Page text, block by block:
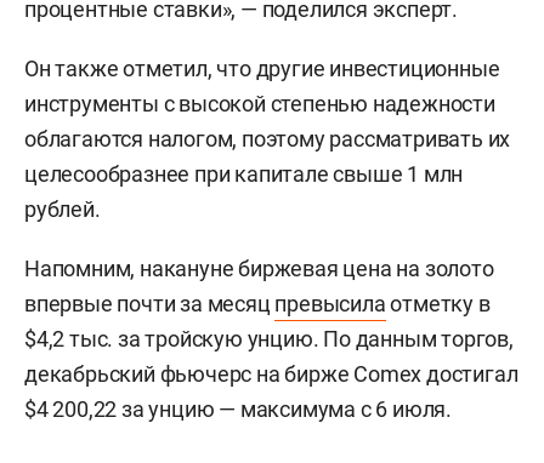
процентные ставки», — поделился эксперт.
Он также отметил, что другие инвестиционные
инструменты с высокой степенью надежности
облагаются налогом, поэтому рассматривать их
целесообразнее при капитале свыше 1 млн
рублей.
Напомним, накануне биржевая цена на золото
впервые почти за месяцпревысилаотметку в
$4,2 тыс. за тройскую унцию. По данным торгов,
декабрьский фьючерс на бирже Comex достигал
$4 200,22 за унцию — максимума с 6 июля.